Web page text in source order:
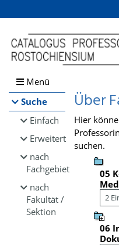
Browsen
direkt zum Inhalt
Menü
Suche
Einfach
Erweitert
nach
Fachgebiet
nach
Fakultät /
Sektion
Über
Hier
suchen.
05
2
06